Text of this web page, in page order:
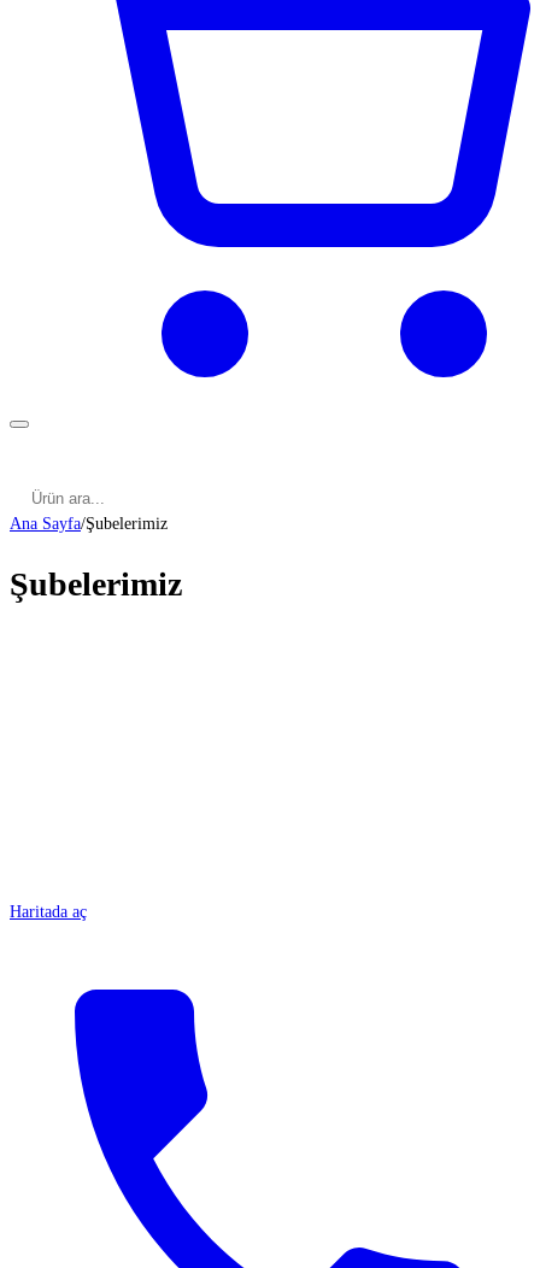
Ana Sayfa/Şubelerimiz
Şubelerimiz
Haritada aç